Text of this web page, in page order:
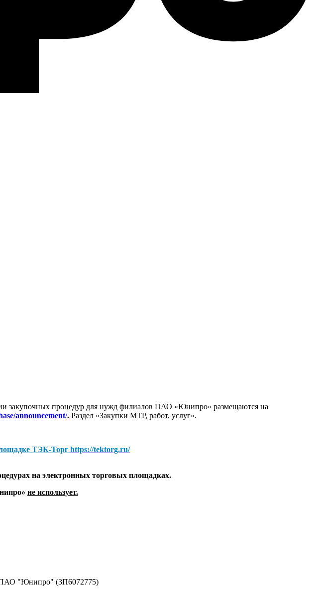
закупочных процедур для нужд филиалов ПАО «Юнипро» размещаются на
announcement/. Раздел «Закупки МТР, работ, услуг».
ТЭК-Торг https://tektorg.ru/
на электронных торговых площадках.
не использует.
ПАО "Юнипро" (ЗП6072775)